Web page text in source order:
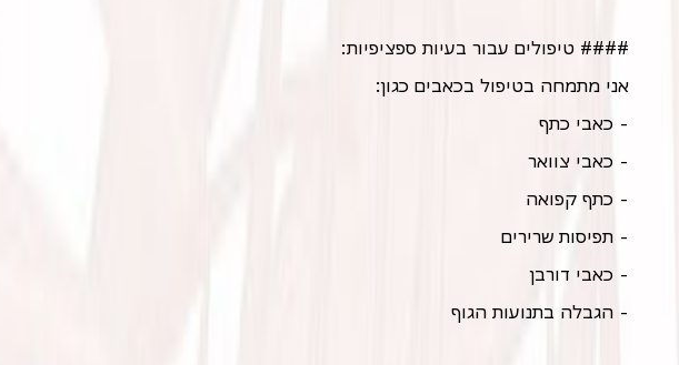
#### טיפולים עבור בעיות ספציפיות:
אני מתמחה בטיפול בכאבים כגון:
- כאבי כתף
- כאבי צוואר
- כתף קפואה
- תפיסות שרירים
- כאבי דורבן
- הגבלה בתנועות הגוף